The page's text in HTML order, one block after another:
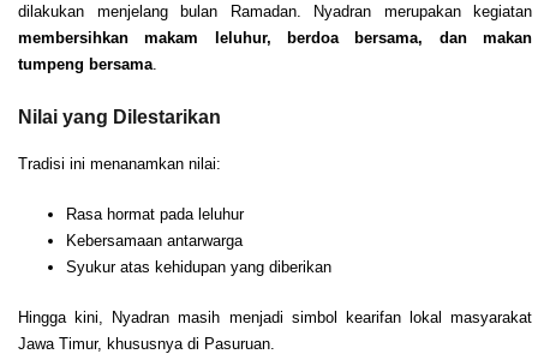
dilakukan menjelang bulan Ramadan. Nyadran merupakan kegiatan
membersihkan makam leluhur, berdoa bersama, dan makan
tumpeng bersama
Nilai yang Dilestarikan
Tradisi ini menanamkan nilai:
Rasa hormat pada leluhur
Kebersamaan antarwarga
Syukur atas kehidupan yang diberikan
Hingga kini, Nyadran masih menjadi simbol kearifan lokal masyarakat
Jawa Timur, khususnya di Pasuruan.